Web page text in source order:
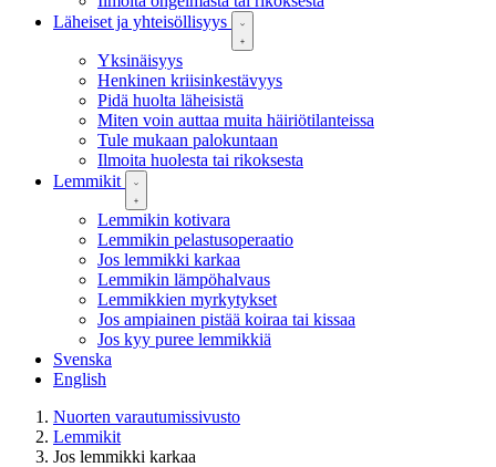
Läheiset ja yhteisöllisyys
Yksinäisyys
Henkinen kriisinkestävyys
Pidä huolta läheisistä
Miten voin auttaa muita häiriötilanteissa
Tule mukaan palokuntaan
Ilmoita huolesta tai rikoksesta
Lemmikit
Lemmikin kotivara
Lemmikin pelastusoperaatio
Jos lemmikki karkaa
Lemmikin lämpöhalvaus
Lemmikkien myrkytykset
Jos ampiainen pistää koiraa tai kissaa
Jos kyy puree lemmikkiä
Svenska
English
Nuorten varautumissivusto
Lemmikit
Jos lemmikki karkaa